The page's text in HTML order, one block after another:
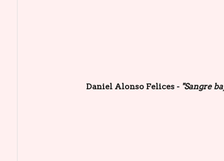
Daniel Alonso Felices - "Sangre